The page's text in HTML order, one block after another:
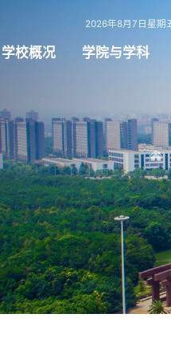
2026年8月7日星期
学校概况 学院与学科